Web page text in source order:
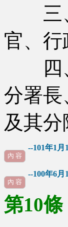
三、
官、行
四、
分署長
及其
--101年1月12
內 容
--100年6月18
內 容
第10條